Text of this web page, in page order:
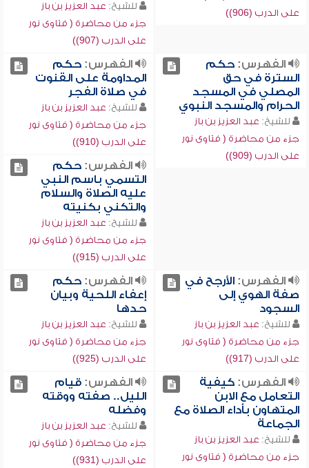
على الدرب (906))
للشيخ: عبد العزيز بن باز
جزء من محاضرة ( فتاوى نور
على الدرب (907))
الفهرس:حكم
السترة في حق
المصلي في المسجد
الحرام والمسجد النبوي
للشيخ: عبد العزيز بن باز
جزء من محاضرة ( فتاوى نور
على الدرب (909))
الفهرس:حكم
المداومة على القنوت
في صلاة الفجر
للشيخ: عبد العزيز بن باز
جزء من محاضرة ( فتاوى نور
على الدرب (910))
الفهرس:حكم
التسمي باسم النبي
عليه الصلاة والسلام
والتكني بكنيته
للشيخ: عبد العزيز بن باز
جزء من محاضرة ( فتاوى نور
على الدرب (915))
الفهرس:الأرجح في
صفة الهوي إلى
السجود
للشيخ: عبد العزيز بن باز
جزء من محاضرة ( فتاوى نور
على الدرب (917))
الفهرس:حكم
إعفاء اللحية وبيان
حدها
للشيخ: عبد العزيز بن باز
جزء من محاضرة ( فتاوى نور
على الدرب (925))
الفهرس:كيفية
التعامل مع الابن
المتهاون بأداء الصلاة مع
الجماعة
للشيخ: عبد العزيز بن باز
جزء من محاضرة ( فتاوى نور
الفهرس:قيام
الليل.. صفته ووقته
وفضله
للشيخ: عبد العزيز بن باز
جزء من محاضرة ( فتاوى نور
على الدرب (931))